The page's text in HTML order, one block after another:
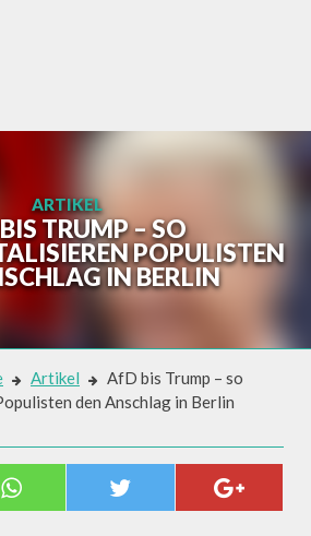
ARTIKEL
TRUMP – SO
POPULISTEN
IN BERLIN
Artikel
AfD bis Trump – so
den Anschlag in Berlin
– SO